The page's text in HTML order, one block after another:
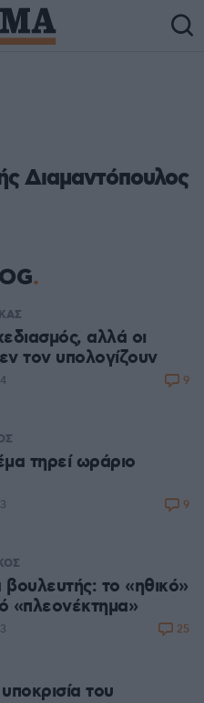
Διαμαντόπουλος
αλλά οι
τον υπολογίζουν
9
τηρεί ωράριο
9
το «ηθικό»
«πλεονέκτημα»
25
του